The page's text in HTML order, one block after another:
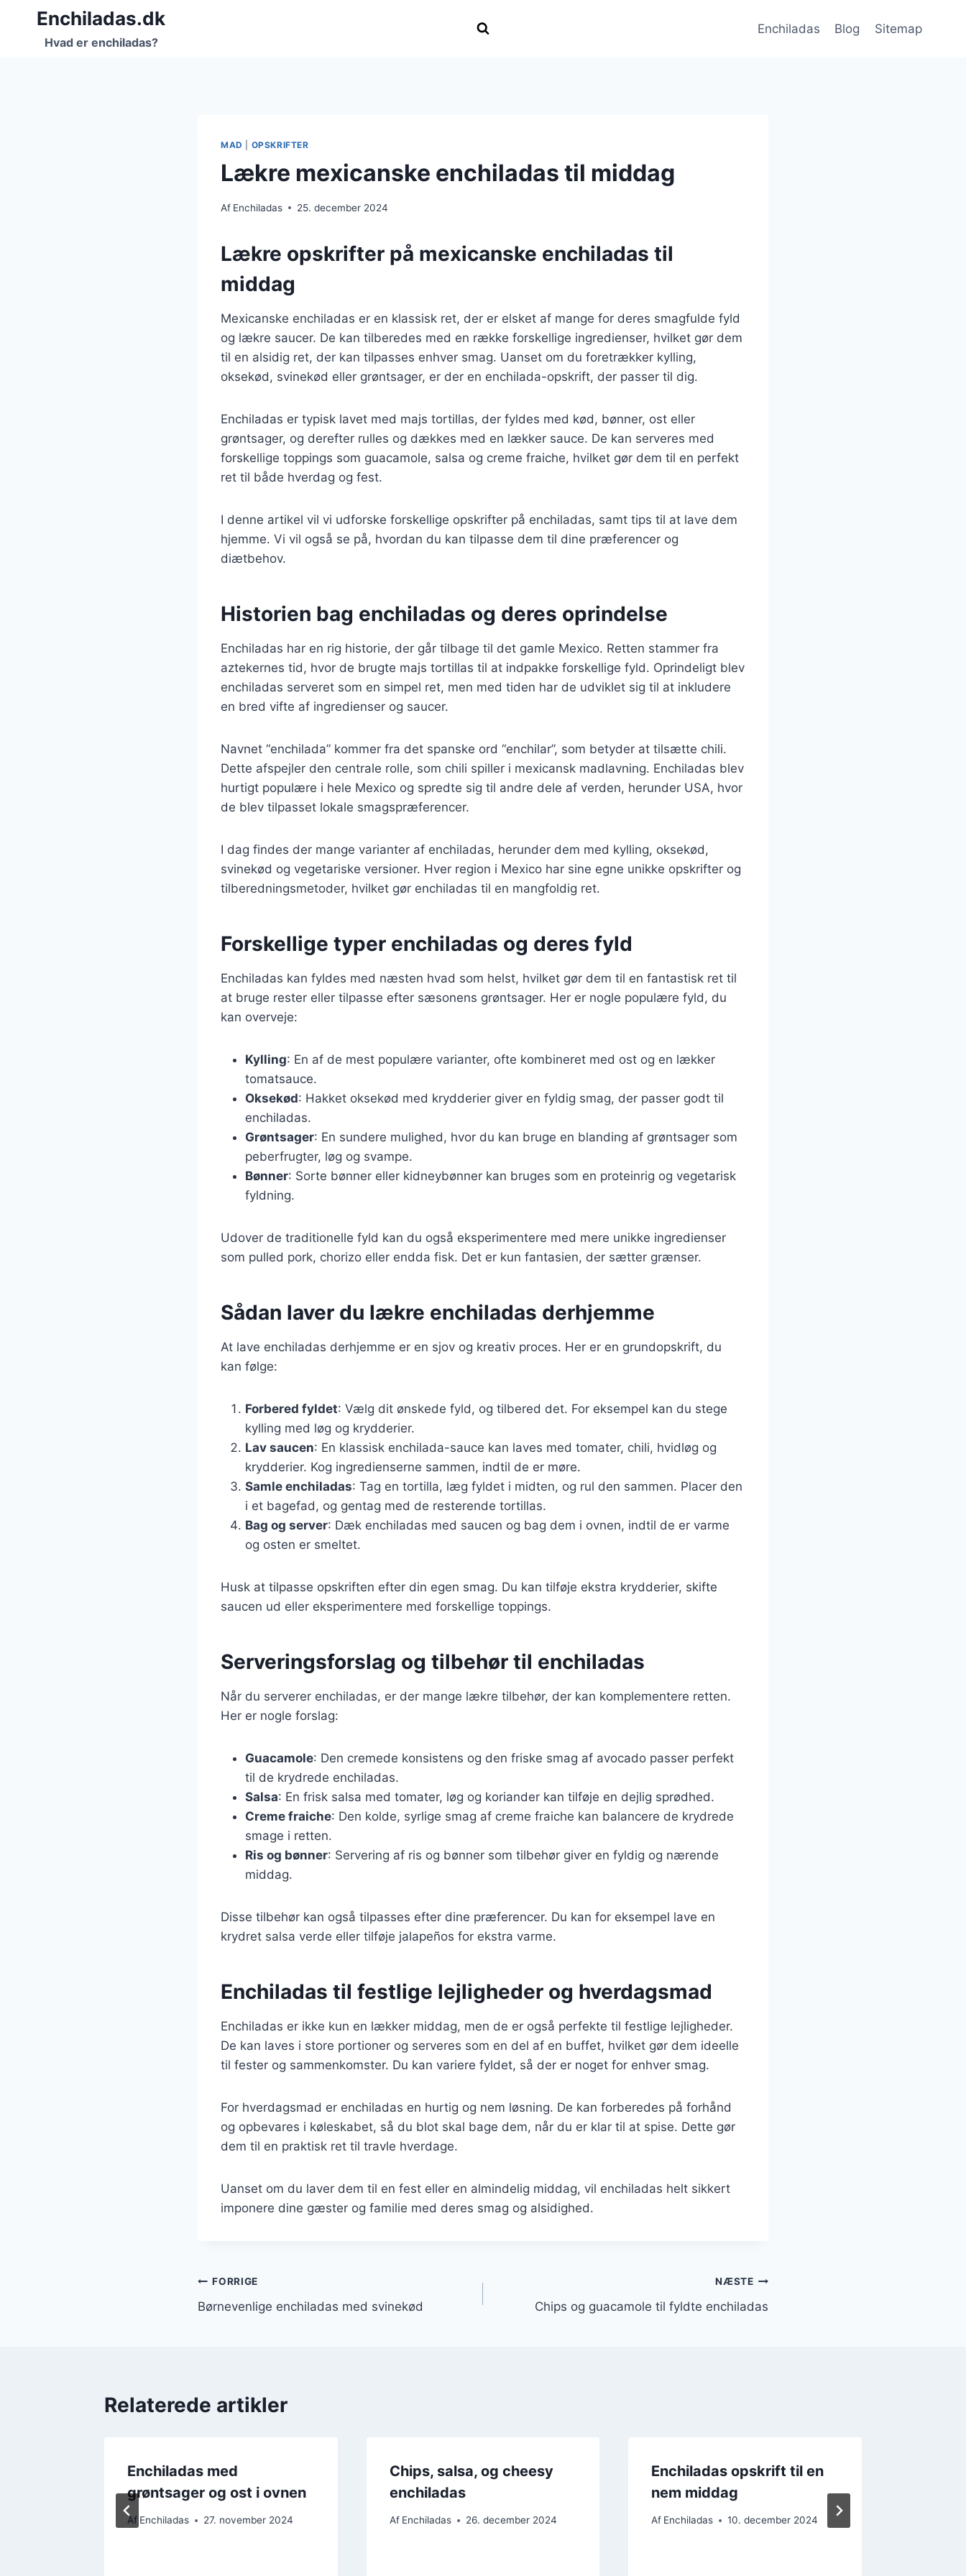
FortsætEnchiladas.dk
Hvad er enchiladas?
Enchiladas Blog Sitemap
MAD OPSKRIFTER
Lækre mexicanske enchiladas til middag
Af Enchiladas 25. december 2024
Lækre opskrifter på mexicanske enchiladas til
middag
Mexicanske enchiladas er en klassisk ret, der er elsket af mange for deres smagfulde fyld
og lækre saucer. De kan tilberedes med en række forskellige ingredienser, hvilket gør dem
til en alsidig ret, der kan tilpasses enhver smag. Uanset om du foretrækker kylling,
oksekød, svinekød eller grøntsager, er der en enchilada-opskrift, der passer til dig.
Enchiladas er typisk lavet med majs tortillas, der fyldes med kød, bønner, ost eller
grøntsager, og derefter rulles og dækkes med en lækker sauce. De kan serveres med
forskellige toppings som guacamole, salsa og creme fraiche, hvilket gør dem til en perfekt
ret til både hverdag og fest.
I denne artikel vil vi udforske forskellige opskrifter på enchiladas, samt tips til at lave dem
hjemme. Vi vil også se på, hvordan du kan tilpasse dem til dine præferencer og
diætbehov.
Historien bag enchiladas og deres oprindelse
Enchiladas har en rig historie, der går tilbage til det gamle Mexico. Retten stammer fra
aztekernes tid, hvor de brugte majs tortillas til at indpakke forskellige fyld. Oprindeligt blev
enchiladas serveret som en simpel ret, men med tiden har de udviklet sig til at inkludere
en bred vifte af ingredienser og saucer.
Navnet “enchilada” kommer fra det spanske ord “enchilar”, som betyder at tilsætte chili.
Dette afspejler den centrale rolle, som chili spiller i mexicansk madlavning. Enchiladas blev
hurtigt populære i hele Mexico og spredte sig til andre dele af verden, herunder USA, hvor
de blev tilpasset lokale smagspræferencer.
I dag findes der mange varianter af enchiladas, herunder dem med kylling, oksekød,
svinekød og vegetariske versioner. Hver region i Mexico har sine egne unikke opskrifter og
tilberedningsmetoder, hvilket gør enchiladas til en mangfoldig ret.
Forskellige typer enchiladas og deres fyld
Enchiladas kan fyldes med næsten hvad som helst, hvilket gør dem til en fantastisk ret til
at bruge rester eller tilpasse efter sæsonens grøntsager. Her er nogle populære fyld, du
kan overveje:
Kylling: En af de mest populære varianter, ofte kombineret med ost og en lækker
tomatsauce.
Oksekød: Hakket oksekød med krydderier giver en fyldig smag, der passer godt til
enchiladas.
Grøntsager: En sundere mulighed, hvor du kan bruge en blanding af grøntsager som
peberfrugter, løg og svampe.
Bønner: Sorte bønner eller kidneybønner kan bruges som en proteinrig og vegetarisk
fyldning.
Udover de traditionelle fyld kan du også eksperimentere med mere unikke ingredienser
som pulled pork, chorizo eller endda fisk. Det er kun fantasien, der sætter grænser.
Sådan laver du lækre enchiladas derhjemme
At lave enchiladas derhjemme er en sjov og kreativ proces. Her er en grundopskrift, du
kan følge:
Forbered fyldet: Vælg dit ønskede fyld, og tilbered det. For eksempel kan du stege
kylling med løg og krydderier.
Lav saucen: En klassisk enchilada-sauce kan laves med tomater, chili, hvidløg og
krydderier. Kog ingredienserne sammen, indtil de er møre.
Samle enchiladas: Tag en tortilla, læg fyldet i midten, og rul den sammen. Placer den
i et bagefad, og gentag med de resterende tortillas.
Bag og server: Dæk enchiladas med saucen og bag dem i ovnen, indtil de er varme
og osten er smeltet.
Husk at tilpasse opskriften efter din egen smag. Du kan tilføje ekstra krydderier, skifte
saucen ud eller eksperimentere med forskellige toppings.
Serveringsforslag og tilbehør til enchiladas
Når du serverer enchiladas, er der mange lækre tilbehør, der kan komplementere retten.
Her er nogle forslag:
Guacamole: Den cremede konsistens og den friske smag af avocado passer perfekt
til de krydrede enchiladas.
Salsa: En frisk salsa med tomater, løg og koriander kan tilføje en dejlig sprødhed.
Creme fraiche: Den kolde, syrlige smag af creme fraiche kan balancere de krydrede
smage i retten.
Ris og bønner: Servering af ris og bønner som tilbehør giver en fyldig og nærende
middag.
Disse tilbehør kan også tilpasses efter dine præferencer. Du kan for eksempel lave en
krydret salsa verde eller tilføje jalapeños for ekstra varme.
Enchiladas til festlige lejligheder og hverdagsmad
Enchiladas er ikke kun en lækker middag, men de er også perfekte til festlige lejligheder.
De kan laves i store portioner og serveres som en del af en buffet, hvilket gør dem ideelle
til fester og sammenkomster. Du kan variere fyldet, så der er noget for enhver smag.
For hverdagsmad er enchiladas en hurtig og nem løsning. De kan forberedes på forhånd
og opbevares i køleskabet, så du blot skal bage dem, når du er klar til at spise. Dette gør
dem til en praktisk ret til travle hverdage.
Uanset om du laver dem til en fest eller en almindelig middag, vil enchiladas helt sikkert
imponere dine gæster og familie med deres smag og alsidighed.
Indlægsnavigation
FORRIGE
Børnevenlige enchiladas med svinekød
NÆSTE
Chips og guacamole til fyldte enchiladas
Relaterede artikler
Enchiladas med
grøntsager og ost i ovnen
Af Enchiladas 27. november 2024
Chips, salsa, og cheesy
enchiladas
Af Enchiladas 26. december 2024
Enchiladas opskrift til en
nem middag
Af Enchiladas 10. december 2024